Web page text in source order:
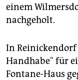
einem
nachgeholt.
In Reinickendorf
Handhabe" für
Fontane-Haus